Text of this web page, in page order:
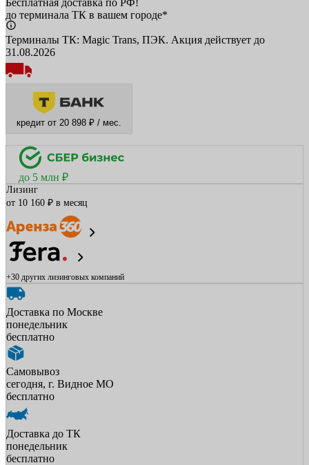
Бесплатная доставка по РФ!
до терминала ТК в вашем городе*
Терминалы ТК: Magic Trans, ПЭК. Акция действует до
31.08.2026
кредит от 20 898 ₽ / мес.
до 5 млн ₽
Лизинг
от 10 160 ₽ в месяц
+30 других лизинговых компаний
Доставка по Москве
понедельник
бесплатно
Самовывоз
сегодня, г. Видное МО
бесплатно
Доставка до ТК
понедельник
бесплатно